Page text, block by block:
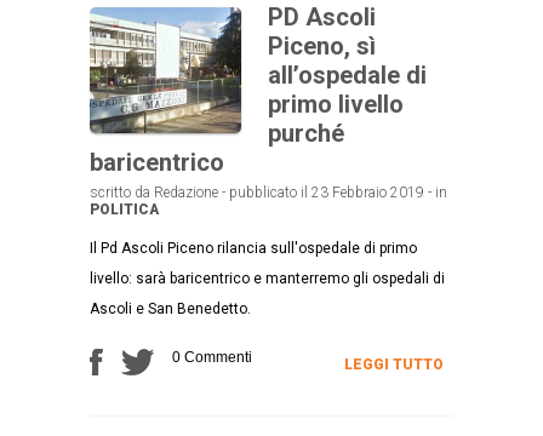
PD Ascoli
Piceno, sì
all’ospedale di
primo livello
purché
baricentrico
scritto da Redazione - pubblicato il 23 Febbraio 2019 - in
POLITICA
Il Pd Ascoli Piceno rilancia sull'ospedale di primo
livello: sarà baricentrico e manterremo gli ospedali di
Ascoli e San Benedetto.
0 Commenti LEGGI TUTTO